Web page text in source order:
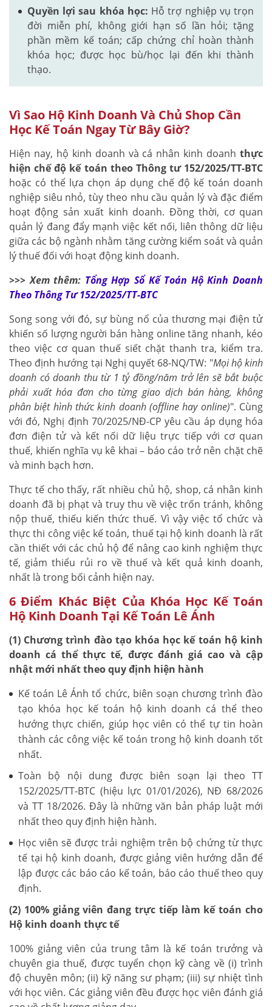
Quyền lợi sau khóa học: Hỗ trợ nghiệp vụ trọn
đời miễn phí, không giới hạn số lần hỏi; tặng
phần mềm kế toán; cấp chứng chỉ hoàn thành
khóa học; được học bù/học lại đến khi thành
thạo.
Vì Sao Hộ Kinh Doanh Và Chủ Shop Cần
Học Kế Toán Ngay Từ Bây Giờ?
Hiện nay, hộ kinh doanh và cá nhân kinh doanh thực
hiện chế độ kế toán theo Thông tư 152/2025/TT-BTC
hoặc có thể lựa chọn áp dụng chế độ kế toán doanh
nghiệp siêu nhỏ, tùy theo nhu cầu quản lý và đặc điểm
hoạt động sản xuất kinh doanh. Đồng thời, cơ quan
quản lý đang đẩy mạnh việc kết nối, liên thông dữ liệu
giữa các bộ ngành nhằm tăng cường kiểm soát và quản
lý thuế đối với hoạt động kinh doanh.
>>> Xem thêm: Tổng Hợp Sổ Kế Toán Hộ Kinh Doanh
Theo Thông Tư 152/2025/TT-BTC
Song song với đó, sự bùng nổ của thương mại điện tử
khiến số lượng người bán hàng online tăng nhanh, kéo
theo việc cơ quan thuế siết chặt thanh tra, kiểm tra.
Theo định hướng tại Nghị quyết 68-NQ/TW: "Mọi hộ kinh
doanh có doanh thu từ 1 tỷ đồng/năm trở lên sẽ bắt buộc
phải xuất hóa đơn cho từng giao dịch bán hàng, không
phân biệt hình thức kinh doanh (offline hay online)". Cùng
với đó, Nghị định 70/2025/NĐ-CP yêu cầu áp dụng hóa
đơn điện tử và kết nối dữ liệu trực tiếp với cơ quan
thuế, khiến nghĩa vụ kê khai – báo cáo trở nên chặt chẽ
và minh bạch hơn.
Thực tế cho thấy, rất nhiều chủ hộ, shop, cá nhân kinh
doanh đã bị phạt và truy thu về việc trốn tránh, không
nộp thuế, thiếu kiến thức thuế. Vì vậy việc tổ chức và
thực thi công việc kế toán, thuế tại hộ kinh doanh là rất
cần thiết với các chủ hộ để nâng cao kinh nghiệm thực
tế, giảm thiểu rủi ro về thuế và kết quả kinh doanh,
nhất là trong bối cảnh hiện nay.
6 Điểm Khác Biệt Của Khóa Học Kế Toán
Hộ Kinh Doanh Tại Kế Toán Lê Ánh
(1) Chương trình đào tạo khóa học kế toán hộ kinh
doanh cá thể thực tế, được đánh giá cao và cập
nhật mới nhất theo quy định hiện hành
Kế toán Lê Ánh tổ chức, biên soạn chương trình đào
tạo khóa học kế toán hộ kinh doanh cá thể theo
hướng thực chiến, giúp học viên có thể tự tin hoàn
thành các công việc kế toán trong hộ kinh doanh tốt
nhất.
Toàn bộ nội dung được biên soạn lại theo TT
152/2025/TT-BTC (hiệu lực 01/01/2026), NĐ 68/2026
và TT 18/2026. Đây là những văn bản pháp luật mới
nhất theo quy định hiện hành.
Học viên sẽ được trải nghiệm trên bộ chứng từ thực
tế tại hộ kinh doanh, được giảng viên hướng dẫn để
lập được các báo cáo kế toán, báo cáo thuế theo quy
định.
(2) 100% giảng viên đang trực tiếp làm kế toán cho
Hộ kinh doanh thực tế
100% giảng viên của trung tâm là kế toán trưởng và
chuyên gia thuế, được tuyển chọn kỹ càng về (i) trình
độ chuyên môn; (ii) kỹ năng sư phạm; (iii) sự nhiệt tình
với học viên. Các giảng viên đều được học viên đánh giá